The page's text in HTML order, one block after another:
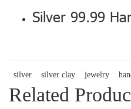
Silver 99.99
silver silver clay jewelry
Related